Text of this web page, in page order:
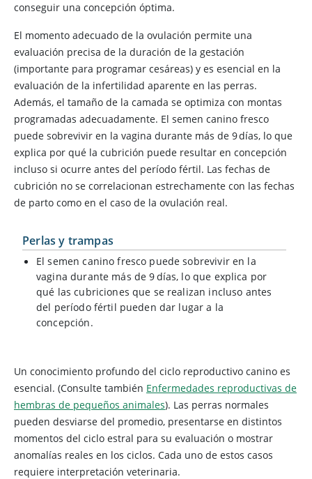
conseguir una concepción óptima.
El momento adecuado de la ovulación permite una
evaluación precisa de la duración de la gestación
(importante para programar cesáreas) y es esencial en la
evaluación de la infertilidad aparente en las perras.
Además, el tamaño de la camada se optimiza con montas
programadas adecuadamente. El semen canino fresco
puede sobrevivir en la vagina durante más de 9 días, lo que
explica por qué la cubrición puede resultar en concepción
incluso si ocurre antes del período fértil. Las fechas de
cubrición no se correlacionan estrechamente con las fechas
de parto como en el caso de la ovulación real.
Perlas y trampas
El semen canino fresco puede sobrevivir en la
vagina durante más de 9 días, lo que explica por
qué las cubriciones que se realizan incluso antes
del período fértil pueden dar lugar a la
concepción.
Un conocimiento profundo del ciclo reproductivo canino es
esencial. (Consulte también Enfermedades reproductivas de
hembras de pequeños animales). Las perras normales
pueden desviarse del promedio, presentarse en distintos
momentos del ciclo estral para su evaluación o mostrar
anomalías reales en los ciclos. Cada uno de estos casos
requiere interpretación veterinaria.